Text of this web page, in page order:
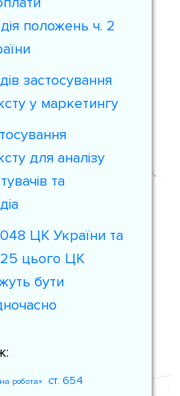
положень ч. 2
застосування
у маркетингу
для аналізу
та
ЦК України та
цього ЦК
бути
робота» ст. 654